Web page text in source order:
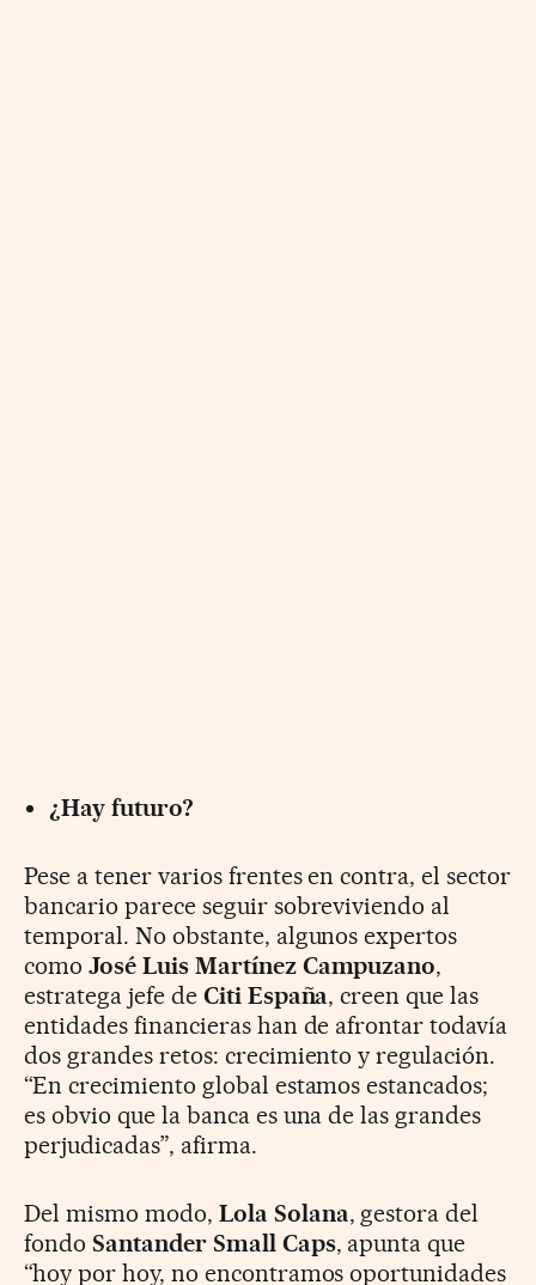
¿Hay futuro?
Pese a tener varios frentes en contra, el sector
bancario parece seguir sobreviviendo al
temporal. No obstante, algunos expertos
como José Luis Martínez Campuzano,
estratega jefe de Citi España, creen que las
entidades financieras han de afrontar todavía
dos grandes retos: crecimiento y regulación.
“En crecimiento global estamos estancados;
es obvio que la banca es una de las grandes
perjudicadas”, afirma.
Del mismo modo, Lola Solana, gestora del
fondo Santander Small Caps, apunta que
“hoy por hoy, no encontramos oportunidades